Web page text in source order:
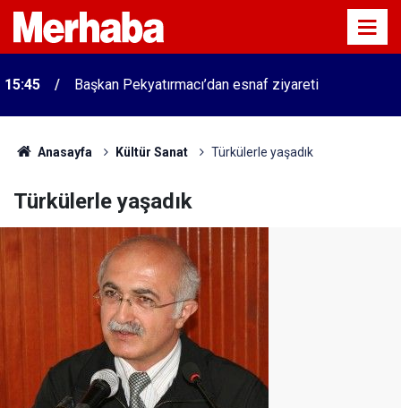
15:45 Başkan Pekyatırmacı’dan esnaf ziyareti
Anasayfa Kültür Sanat Türkülerle yaşadık
Türkülerle yaşadık